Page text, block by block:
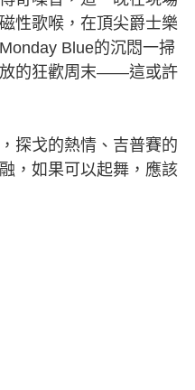
性歌喉，在頂尖爵士樂
Blue的沉悶一掃
放的狂歡周末——這或許
戈的熱情、吉普賽的
，如果可以起舞，應該